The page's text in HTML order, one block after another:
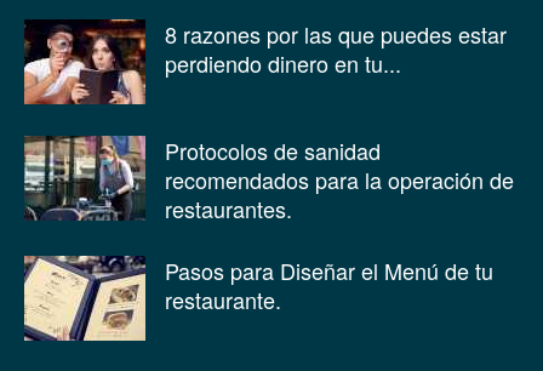
8 razones por las que puedes estar
perdiendo dinero en tu...
Protocolos de sanidad
recomendados para la operación de
restaurantes.
Pasos para Diseñar el Menú de tu
restaurante.